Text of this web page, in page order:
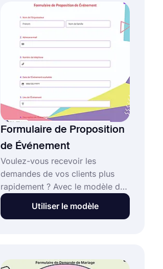
organisée. Utilisez forms.app
pour créer votre propre
formulaire sans écrire une seule
ligne de code.
Formulaire de Proposition
de Événement
Voulez-vous recevoir les
demandes de vos clients plus
rapidement ? Avec le modèle de
formulaire de proposition
d'événement, vous pouvez
participants, les
Utiliser le modèle